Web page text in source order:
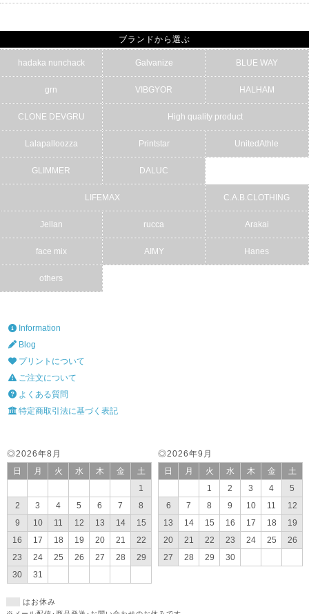
ブランドから選ぶ
hadaka nunchack Galvanize BLUE WAY
grn VIBGYOR HALHAM
CLONE DEVGRU High quality product
Lalapalloozza Printstar UnitedAthle
GLIMMER DALUC
LIFEMAX C.A.B.CLOTHING
Jellan rucca Arakai
face mix AIMY Hanes
others
Information
Blog
プリントについて
ご注文について
よくある質問
特定商取引法に基づく表記
◎2026年9月
日
月 火 水 木 金
土
1
2 3 4
5
6
7 8 9 10 11
12
13
14 15 16 17 18
19
20
21 22 23 24 25
26
27
28 29 30
◎2026年8月
日
月 火 水 木 金
土
1
2
3 4 5 6 7
8
9
10 11 12 13 14
15
16
17 18 19 20 21
22
23
24 25 26 27 28
29
30
31
はお休み